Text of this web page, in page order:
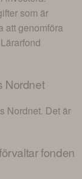
som är
att genomföra
Lärarfond
Nordnet
Nordnet. Det är
fonden